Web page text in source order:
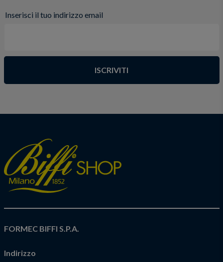
Inserisci il tuo indirizzo email
ISCRIVITI
FORMEC BIFFI S.P.A.
Indirizzo